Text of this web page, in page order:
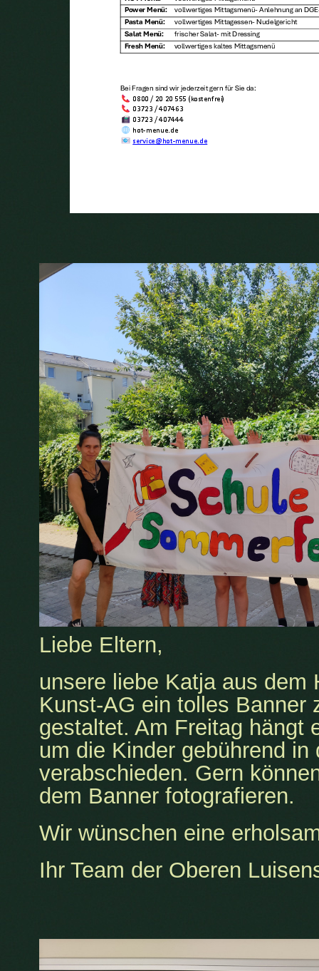
Liebe Eltern,
unsere liebe Katja aus dem
Kunst-AG ein tolles Banner
gestaltet. Am Freitag hängt
um die Kinder gebührend
verabschieden. Gern
dem Banner fotografieren.
Wir wünschen eine
Ihr Team der Oberen